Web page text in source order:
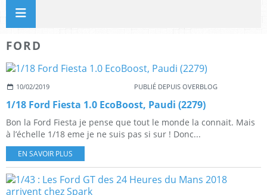
FORD
10/02/2019 PUBLIÉ DEPUIS OVERBLOG
1/18 Ford Fiesta 1.0 EcoBoost, Paudi (2279)
Bon la Ford Fiesta je pense que tout le monde la connait. Mais
à l’échelle 1/18 eme je ne suis pas si sur ! Donc...
EN SAVOIR PLUS